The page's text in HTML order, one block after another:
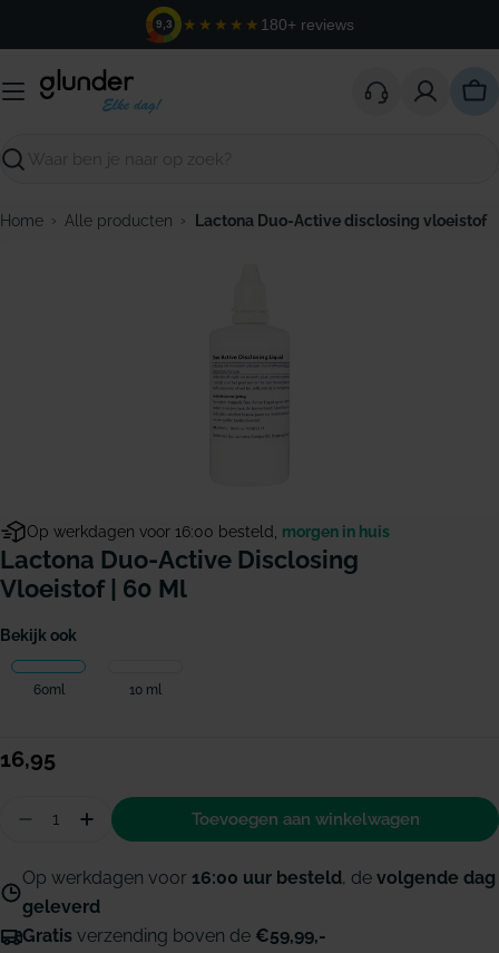
inhoud
9,3 ★★★★★ 180+ reviews
Zoeken
Home › Alle producten › Lactona Duo-Active disclosing vloeistof
media 0 in modaal venster
Op werkdagen voor 16:00 besteld, morgen in huis
Lactona Duo-Active Disclosing
Vloeistof | 60 Ml
Bekijk ook
60ml 10 ml
Normale
16,95
Hoeveelheid
Aantal verminderen voor Lactona Duo-Active
Hoeveelheid verhogen voor Lactona Duo-
Toevoegen aan winkelwagen
Op werkdagen voor 16:00 uur besteld, de volgende dag
geleverd
Gratis verzending boven de €59,99,-